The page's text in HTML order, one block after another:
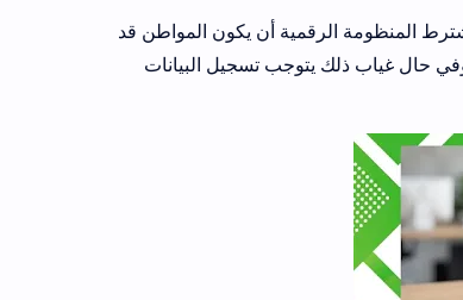
أن يكون المواطن قد
يتوجب تسجيل البيانات